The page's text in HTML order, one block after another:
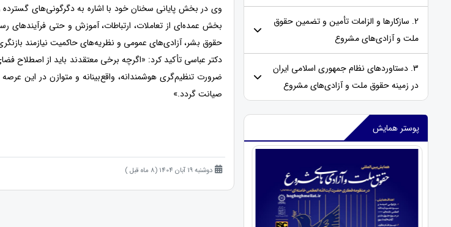
2. سازکارها و الزامات تأمین و تضمین حقوق
ملت و آزادی‌های مشروع
3. دستاوردهای نظام جمهوری اسلامی ایران
در زمینه حقوق ملت و آزادی‌های مشروع
پوستر همایش
وی در بخش پایانی سخنان خود با اشاره به دگرگونی‌های
بخش عمده‌ای از تعاملات، ارتباطات، آموزش و حتی
حقوق بشر، آزادی‌های عمومی و نظریه‌های حاکمیت نیازمند
دکتر عباسی تأکید کرد: «اگرچه برخی معتقدند باید از اصطلاح
ضرورت تنظیم‌گری هوشمندانه، واقع‌بینانه و متوازن در
صیانت گردد.»
دوشنبه 19 آبان 1404 (8 ماه قبل )